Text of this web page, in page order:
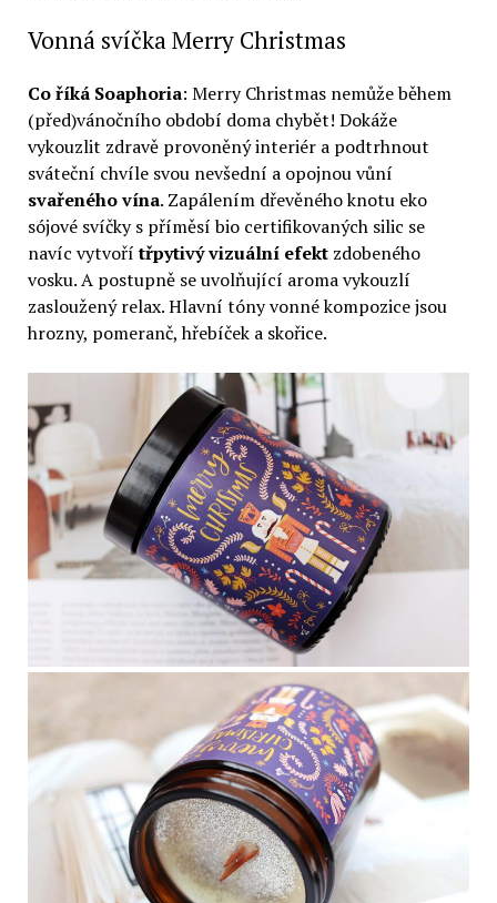
Vonná svíčka Merry Christmas
Co říká Soaphoria: Merry Christmas nemůže během
(před)vánočního období doma chybět! Dokáže
vykouzlit zdravě provoněný interiér a podtrhnout
sváteční chvíle svou nevšední a opojnou vůní
svařeného vína. Zapálením dřevěného knotu eko
sójové svíčky s příměsí bio certifikovaných silic se
navíc vytvořítřpytivý vizuální efektzdobeného
vosku. A postupně se uvolňující aroma vykouzlí
zasloužený relax. Hlavní tóny vonné kompozice jsou
hrozny, pomeranč, hřebíček a skořice.